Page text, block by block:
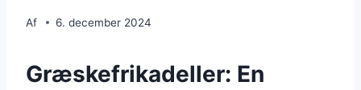
Af 6. december 2024
Græskefrikadeller: En